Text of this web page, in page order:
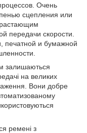
Очень
сцепления или
передачи скорости.
печатной и бумажной
залишаються
на великих
Вони добре
ремені з